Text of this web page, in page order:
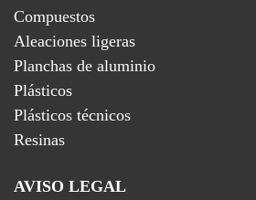
Compuestos
Aleaciones ligeras
Planchas de aluminio
Plásticos
Plásticos técnicos
Resinas
AVISO LEGAL